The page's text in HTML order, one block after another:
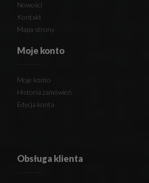
Nowości
Kontakt
Mapa strony
Moje konto
Moje konto
Historia zamówień
Edycja konta
Obsługa klienta